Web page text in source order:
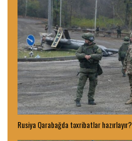
Rusiya Qarabağda təxribatlar hazırlayır?